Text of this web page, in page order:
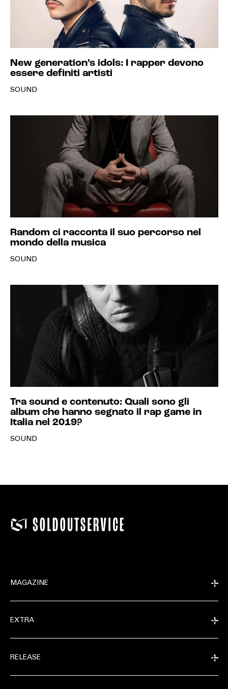
New generation’s idols: I rapper devono
essere definiti artisti
SOUND
Random ci racconta il suo percorso nel
mondo della musica
SOUND
Tra sound e contenuto: Quali sono gli
album che hanno segnato il rap game in
Italia nel 2019?
SOUND
MAGAZINE
EXTRA
RELEASE